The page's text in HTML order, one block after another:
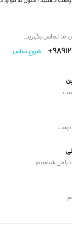
ما تماس بگیرید.
شروع تماس
را می شناسیم